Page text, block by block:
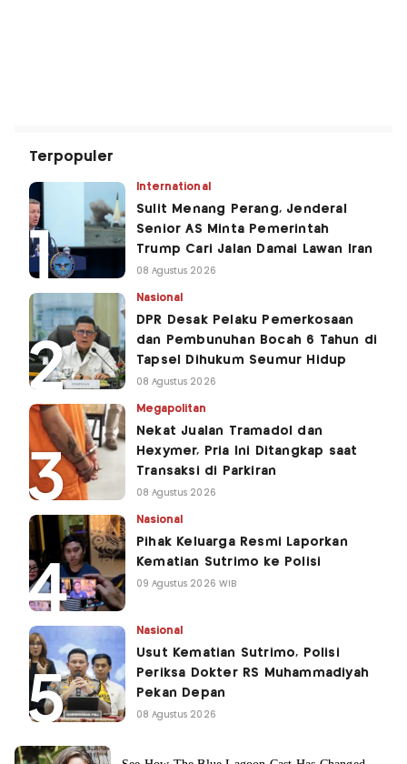
Terpopuler
International
Sulit Menang Perang, Jenderal
Senior AS Minta Pemerintah
Trump Cari Jalan Damai Lawan Iran
08 Agustus 2026
Nasional
DPR Desak Pelaku Pemerkosaan
dan Pembunuhan Bocah 6 Tahun di
Tapsel Dihukum Seumur Hidup
08 Agustus 2026
Megapolitan
Nekat Jualan Tramadol dan
Hexymer, Pria Ini Ditangkap saat
Transaksi di Parkiran
08 Agustus 2026
Nasional
Pihak Keluarga Resmi Laporkan
Kematian Sutrimo ke Polisi
09 Agustus 2026 WIB
Nasional
Usut Kematian Sutrimo, Polisi
Periksa Dokter RS Muhammadiyah
Pekan Depan
08 Agustus 2026